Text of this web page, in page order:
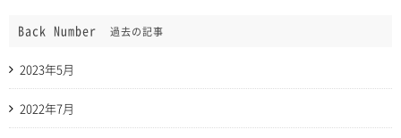
Back Number 過去の記事
2023年5月
2022年7月